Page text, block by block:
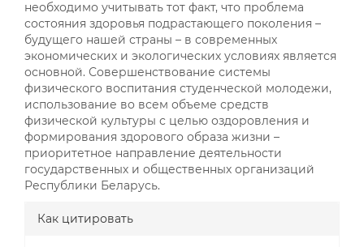
необходимо учитывать тот факт, что проблема
состояния здоровья подрастающего поколения –
будущего нашей страны – в современных
экономических и экологических условиях является
основной. Совершенствование системы
физического воспитания студенческой молодежи,
использование во всем объеме средств
физической культуры с целью оздоровления и
формирования здорового образа жизни –
приоритетное направление деятельности
государственных и общественных организаций
Республики Беларусь.
Как цитировать